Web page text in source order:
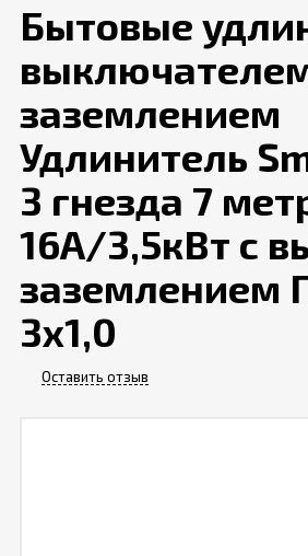
Доставка
Контакты
Отзывы
Бытовые
заземлением
Удлинитель
3 гнезда 7
16А/3,5кВт с
заземлением
3х1,0
Оставить отзыв